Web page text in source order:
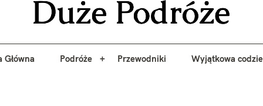
Duże
Główna Podróże Przewodniki Wyjątkowa